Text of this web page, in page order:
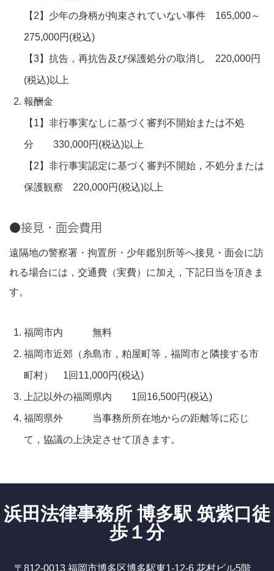
【2】少年の身柄が拘束されていない事件 165,000～
275,000円(税込)
【3】抗告，再抗告及び保護処分の取消し 220,000円
(税込)以上
報酬金
【1】非行事実なしに基づく審判不開始または不処
分 330,000円(税込)以上
【2】非行事実認定に基づく審判不開始，不処分または
保護観察 220,000円(税込)以上
●接見・面会費用
遠隔地の警察署・拘置所・少年鑑別所等へ接見・面会に訪
れる場合には，交通費（実費）に加え，下記日当を頂きま
す。
福岡市内 無料
福岡市近郊（糸島市，粕屋町等，福岡市と隣接する市
町村） 1回11,000円(税込)
上記以外の福岡県内 1回16,500円(税込)
福岡県外 当事務所所在地からの距離等に応じ
て，協議の上決定させて頂きます。
浜田法律事務所 博多駅 筑紫口徒
歩１分
〒812-0013 福岡市博多区博多駅東1-12-6 花村ビル5階